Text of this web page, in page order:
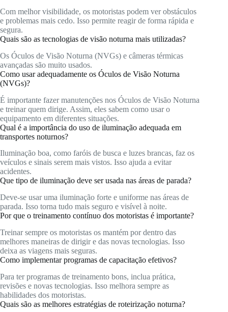
Com melhor visibilidade, os motoristas podem ver obstáculos
e problemas mais cedo. Isso permite reagir de forma rápida e
segura.
Quais são as tecnologias de visão noturna mais utilizadas?
Os Óculos de Visão Noturna (NVGs) e câmeras térmicas
avançadas são muito usados.
Como usar adequadamente os Óculos de Visão Noturna
(NVGs)?
É importante fazer manutenções nos Óculos de Visão Noturna
e treinar quem dirige. Assim, eles sabem como usar o
equipamento em diferentes situações.
Qual é a importância do uso de iluminação adequada em
transportes noturnos?
Iluminação boa, como faróis de busca e luzes brancas, faz os
veículos e sinais serem mais vistos. Isso ajuda a evitar
acidentes.
Que tipo de iluminação deve ser usada nas áreas de parada?
Deve-se usar uma iluminação forte e uniforme nas áreas de
parada. Isso torna tudo mais seguro e visível à noite.
Por que o treinamento contínuo dos motoristas é importante?
Treinar sempre os motoristas os mantém por dentro das
melhores maneiras de dirigir e das novas tecnologias. Isso
deixa as viagens mais seguras.
Como implementar programas de capacitação efetivos?
Para ter programas de treinamento bons, inclua prática,
revisões e novas tecnologias. Isso melhora sempre as
habilidades dos motoristas.
Quais são as melhores estratégias de roteirização noturna?